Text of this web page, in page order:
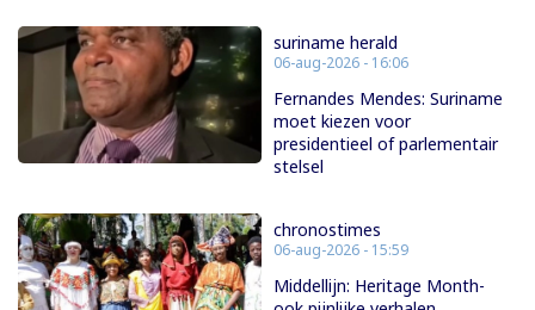
suriname herald
06-aug-2026 - 16:06
Fernandes Mendes: Suriname
moet kiezen voor
presidentieel of parlementair
stelsel
chronostimes
06-aug-2026 - 15:59
Middellijn: Heritage Month-